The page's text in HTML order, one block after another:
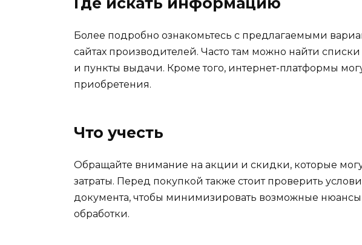
Более подробно ознакомьтесь с предлагаемыми
сайтах производителей. Часто там можно найти
и пункты выдачи. Кроме того, интернет-платформы
приобретения.
Что учесть
Обращайте внимание на акции и скидки, которые
затраты. Перед покупкой также стоит проверить
документа, чтобы минимизировать возможные
обработки.